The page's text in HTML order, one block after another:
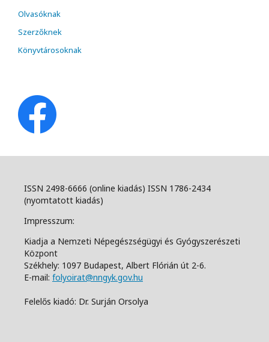
Olvasóknak
Szerzőknek
Könyvtárosoknak
ISSN 2498-6666 (online kiadás) ISSN 1786-2434
(nyomtatott kiadás)
Impresszum:
Kiadja a Nemzeti Népegészségügyi és Gyógyszerészeti
Központ
Székhely: 1097 Budapest, Albert Flórián út 2-6.
E-mail: folyoirat@nngyk.gov.hu
Felelős kiadó: Dr. Surján Orsolya